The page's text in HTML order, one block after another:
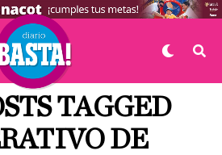
TAGGED
DE